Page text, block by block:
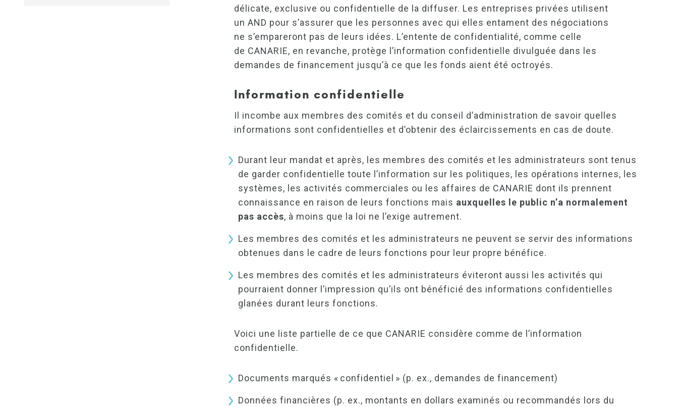
délicate, exclusive ou confidentielle de la diffuser. Les entreprises privées utilisent
un AND pour s’assurer que les personnes avec qui elles entament des négociations
ne s’empareront pas de leurs idées. L’entente de confidentialité, comme celle
de CANARIE, en revanche, protège l’information confidentielle divulguée dans les
demandes de financement jusqu’à ce que les fonds aient été octroyés.
Information confidentielle
Il incombe aux membres des comités et du conseil d’administration de savoir quelles
informations sont confidentielles et d’obtenir des éclaircissements en cas de doute.
Durant leur mandat et après, les membres des comités et les administrateurs sont tenus
de garder confidentielle toute l’information sur les politiques, les opérations internes, les
systèmes, les activités commerciales ou les affaires de CANARIE dont ils prennent
connaissance en raison de leurs fonctions mais auxquelles le public n’a normalement
pas accès, à moins que la loi ne l’exige autrement.
Les membres des comités et les administrateurs ne peuvent se servir des informations
obtenues dans le cadre de leurs fonctions pour leur propre bénéfice.
Les membres des comités et les administrateurs éviteront aussi les activités qui
pourraient donner l’impression qu’ils ont bénéficié des informations confidentielles
glanées durant leurs fonctions.
Voici une liste partielle de ce que CANARIE considère comme de l’information
confidentielle.
Documents marqués « confidentiel » (p. ex., demandes de financement)
Données financières (p. ex., montants en dollars examinés ou recommandés lors du